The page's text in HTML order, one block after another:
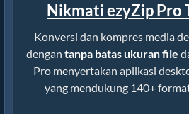
Nikmati ezyZip Pro
Konversi dan kompres media
dengan tanpa batas ukuran file
Pro menyertakan aplikasi
yang mendukung 140+